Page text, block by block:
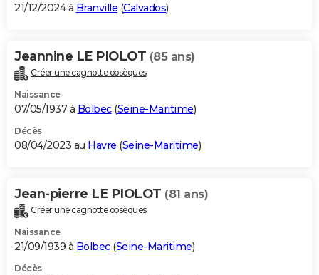
S'inscrire
Se connecter
Lycées
Collèges
Primaires
Universités
Entreprises
Service militaire
Avis de recherche
AVIS DE DÉCÈS
Bricolage
Lifestyle
Culture
Sport
Auto
Television
Voyage
Cinema
21/12/2024 à Branville (Calvados)
Jeannine LE PIOLOT (85 ans)
Créer une cagnotte obsèques
Naissance
07/05/1937 à Bolbec(Seine-Maritime)
Décès
08/04/2023 au Havre (Seine-Maritime)
Jean-pierre LE PIOLOT (81 ans)
Créer une cagnotte obsèques
Naissance
21/09/1939 à Bolbec(Seine-Maritime)
Décès